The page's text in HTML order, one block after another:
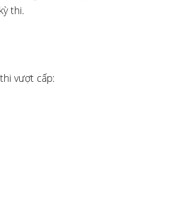
thi.
vượt cấp: